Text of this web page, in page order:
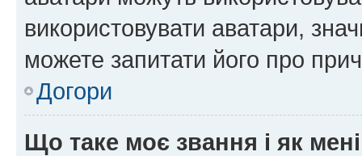
використовувати аватари,
можете запитати його про
Догори
Що таке моє звання і як